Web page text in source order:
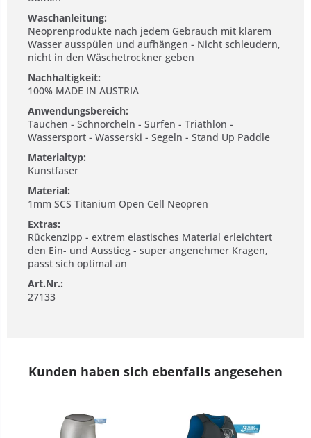
Waschanleitung:
Neoprenprodukte nach jedem Gebrauch mit klarem
Wasser ausspülen und aufhängen - Nicht schleudern,
nicht in den Wäschetrockner geben
Nachhaltigkeit:
100% MADE IN AUSTRIA
Anwendungsbereich:
Tauchen - Schnorcheln - Surfen - Triathlon -
Wassersport - Wasserski - Segeln - Stand Up Paddle
Materialtyp:
Kunstfaser
Material:
1mm SCS Titanium Open Cell Neopren
Extras:
Rückenzipp - extrem elastisches Material erleichtert
den Ein- und Ausstieg - super angenehmer Kragen,
passt sich optimal an
Art.Nr.:
27133
Kunden haben sich ebenfalls angesehen